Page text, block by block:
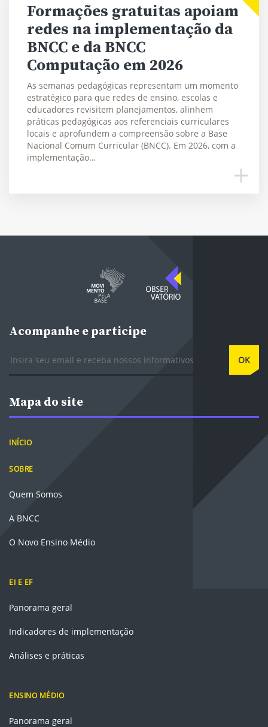
Formações gratuitas apoiam
redes na implementação da
BNCC e da BNCC
Computação em 2026
As semanas pedagógicas representam um momento
estratégico para que redes de ensino, escolas e
educadores revisitem planejamentos, alinhem
práticas pedagógicas aos referenciais curriculares
locais e aprofundem a compreensão sobre a Base
Nacional Comum Curricular (BNCC). Em 2026, com a
implementação…
Acompanhe e participe
OK
Mapa do site
INÍCIO
SOBRE
Quem Somos
A BNCC
O Novo Ensino Médio
EI E EF
Panorama geral
Indicadores de implementação
Análises e práticas
ENSINO MÉDIO
Panorama geral